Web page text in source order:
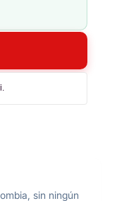
sin ningún